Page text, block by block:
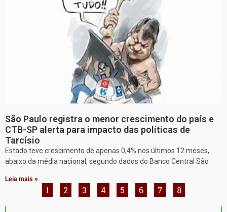
São Paulo registra o menor crescimento do país e
CTB-SP alerta para impacto das políticas de
Tarcísio
Estado teve crescimento de apenas 0,4% nos últimos 12 meses,
abaixo da média nacional, segundo dados do Banco Central São
Leia mais »
1 2 3 4 5 6 7 8